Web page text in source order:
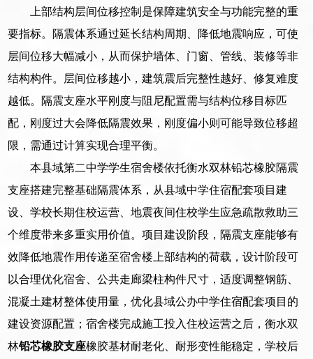
上部结构层间位移控制是保障建筑安全与功能完整的重
要指标。隔震体系通过延长结构周期、降低地震响应，可使
层间位移大幅减小，从而保护墙体、门窗、管线、装修等非
结构构件。层间位移越小，建筑震后完整性越好、修复难度
越低。隔震支座水平刚度与阻尼配置需与结构位移目标匹
配，刚度过大会降低隔震效果，刚度偏小则可能导致位移超
限，需通过计算实现合理平衡。
本县域第二中学学生宿舍楼依托衡水双林铅芯橡胶隔震
支座搭建完整基础隔震体系，从县域中学住宿配套项目建
设、学校长期住校运营、地震夜间住校学生应急疏散救助三
个维度带来多重实用价值。项目建设阶段，隔震支座能够有
效降低地震作用传递至宿舍楼上部结构的荷载，设计阶段可
以合理优化宿舍、公共走廊梁柱构件尺寸，适度调整钢筋、
混凝土建材整体使用量，优化县域公办中学住宿配套项目的
建设资源配置；宿舍楼完成施工投入住校运营之后，衡水双
林铅芯橡胶支座橡胶基材耐老化、耐形变性能稳定，学校后